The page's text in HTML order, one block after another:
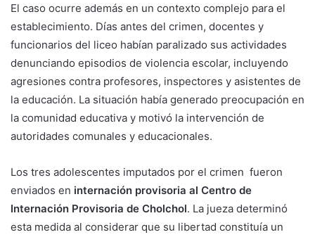
El caso ocurre además en un contexto complejo para el
establecimiento. Días antes del crimen, docentes y
funcionarios del liceo habían paralizado sus actividades
denunciando episodios de violencia escolar, incluyendo
agresiones contra profesores, inspectores y asistentes de
la educación. La situación había generado preocupación en
la comunidad educativa y motivó la intervención de
autoridades comunales y educacionales.
Los tres adolescentes imputados por el crimen fueron
enviados en internación provisoria al Centro de
Internación Provisoria de Cholchol. La jueza determinó
esta medida al considerar que su libertad constituía un